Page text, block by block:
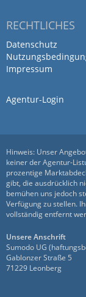
RECHTLICHES
Datenschutz
Impressum
Agentur-Login
Hinweis: Unser
keiner der Agentur-
prozentige
gibt, die ausdrücklich
bemühen uns jedoch
Verfügung zu stellen.
vollständig entfernt
Unsere Anschrift
Sumodo UG
Gablonzer Straße 5
71229 Leonberg